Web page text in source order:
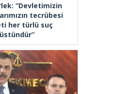
“Devletimizin
tecrübesi
her türlü suç